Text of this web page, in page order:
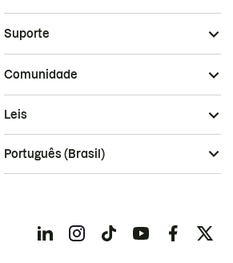
Suporte
Comunidade
Leis
Português (Brasil)